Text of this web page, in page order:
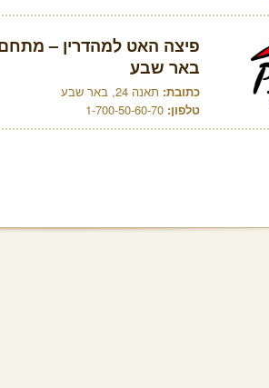
פיצה האט למהדרין – מתחם
באר שבע
כתובת: תאנה 24, באר שבע
טלפון: 1-700-50-60-70